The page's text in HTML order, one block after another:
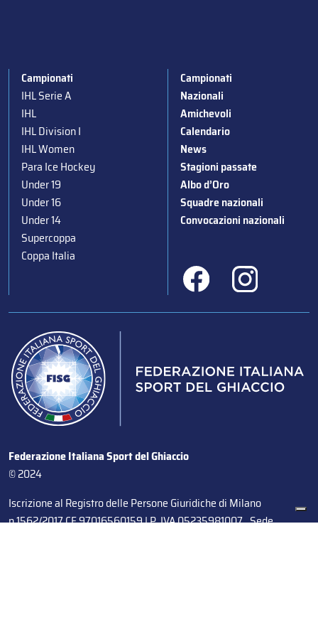
Campionati
IHL Serie A
IHL
IHL Division I
IHL Women
Para Ice Hockey
Under 19
Under 16
Under 14
Supercoppa
Coppa Italia
Campionati
Nazionali
Amichevoli
Calendario
News
Stagioni passate
Albo d’Oro
Squadre nazionali
Convocazioni nazionali
Federazione Italiana Sport del Ghiaccio
© 2024
Iscrizione al Registro delle Persone Giuridiche di Milano
n.1562/2017 CF 97016560159 | P. IVA 05235981007 Sede